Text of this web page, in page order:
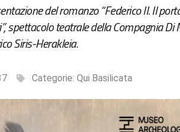
del romanzo “Federico II. Il
spettacolo teatrale della Compagnia Di
Siris-Herakleia.
Categorie: Qui Basilicata